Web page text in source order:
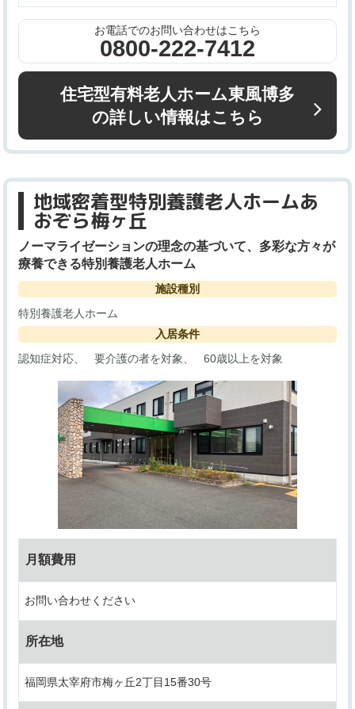
お電話でのお問い合わせはこちら
0800-222-7412
住宅型有料老人ホーム東風博多
の詳しい情報はこちら
地域密着型特別養護老人ホームあ
おぞら梅ヶ丘
ノーマライゼーションの理念の基づいて、多彩な方々が
療養できる特別養護老人ホーム
施設種別
特別養護老人ホーム
入居条件
認知症対応
要介護の者を対象 60歳以上を対象
月額費用
お問い合わせください
所在地
福岡県太宰府市梅ヶ丘2丁目15番30号